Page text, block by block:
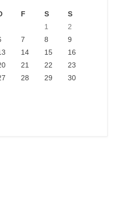
F S
S
1
2
7 8
9
14 15
16
21 22
23
28 29
30